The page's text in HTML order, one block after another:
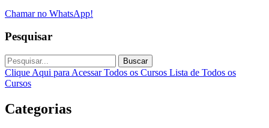
Chamar no WhatsApp!
Pesquisar
Buscar
Clique Aqui para Acessar Todos os Cursos Lista de Todos os
Cursos
Categorias